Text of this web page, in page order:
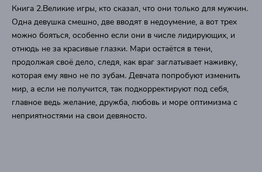
Книга 2.Великие игры, кто сказал, что они только для мужчин.
Одна девушка смешно, две вводят в недоумение, а вот трех
можно бояться, особенно если они в числе лидирующих, и
отнюдь не за красивые глазки. Мари остаётся в тени,
продолжая своё дело, следя, как враг заглатывает наживку,
которая ему явно не по зубам. Девчата попробуют изменить
мир, а если не получится, так подкорректируют под себя,
главное ведь желание, дружба, любовь и море оптимизма с
неприятностями на свои девяносто.